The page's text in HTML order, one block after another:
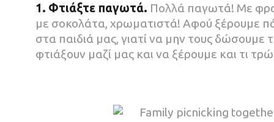
1. Φτιάξτε παγωτά. Πολλά παγωτά! Με
με σοκολάτα, χρωματιστά! Αφού ξέρουμε
στα παιδιά μας, γιατί να μην τους δώσουμε
φτιάξουν μαζί μας και να ξέρουμε και τι